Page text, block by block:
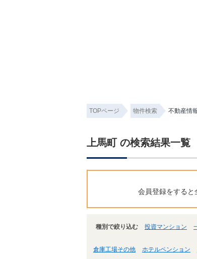
TOPページ 物件検索 不動産情
上馬町 の検索結果一覧
会員登録をすると
種別で絞り込む 投資マンション
倉庫工場その他 ホテルペンション